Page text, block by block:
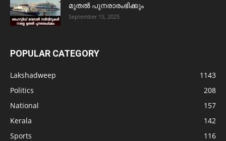
മുതൽ പുനരാരംഭിക്കും
September 15, 2025
POPULAR CATEGORY
Lakshadweep
1143
Politics
208
National
157
Kerala
142
Sports
116